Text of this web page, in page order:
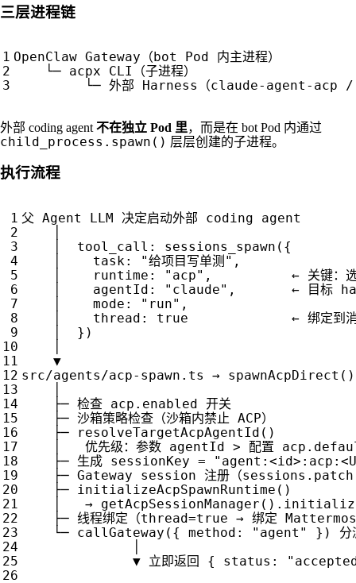
三层进程链
外部 coding agent 不在独立 Pod 里，而是在 bot Pod 内通过
child_process.spawn() 层层创建的子进程。
执行流程
父 Agent LLM 决定启动外部 coding
agent
tool_call : sessions_spawn ({
task : "给项目写单测" ,
runtime : "acp" , ← 关键：
agentId : "claude" , ← 目标
mode : "run" ,
thread : true ← 绑定到
})
▼
src/agents /acp- spawn . ts → spawnAcpDirect ()
├─ 检查 acp . enabled 开关
├─ 沙箱策略检查（沙箱内禁止 ACP）
├─
resolveTargetAcpAgentId ()
优先级：参数 agentId > 配置 acp .
├─ 生成 sessionKey =
├─ Gateway session 注册（sessions . patch
├─
initializeAcpSpawnRuntime ()
→ getAcpSessionManager () .
├─ 线程绑定（thread=true → 绑定
└─ callGateway ({ method : "agent" })
分
▼ 立即返回 { status :